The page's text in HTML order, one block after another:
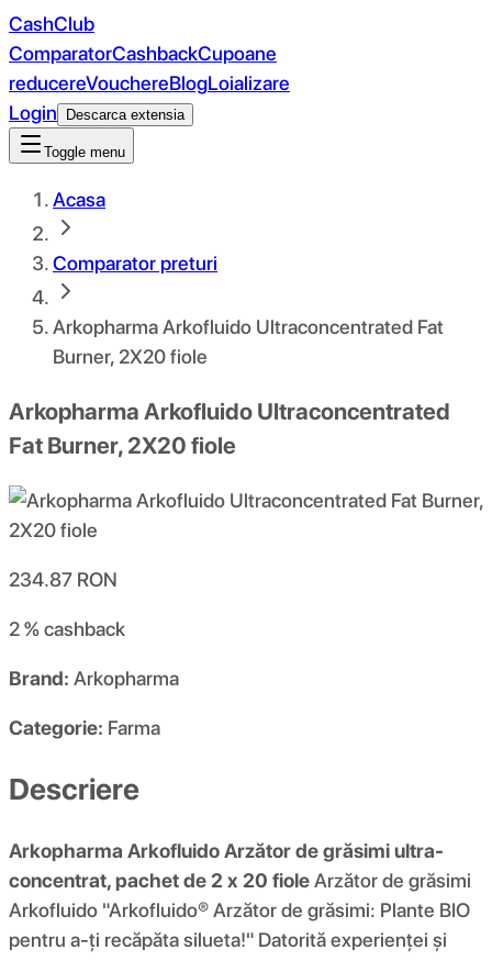
CashClub
ComparatorCashbackCupoane
reducereVouchereBlogLoializare
Login
Descarca extensia
Toggle menu
Acasa
Comparator preturi
Arkopharma Arkofluido Ultraconcentrated Fat
Burner, 2X20 fiole
Arkopharma Arkofluido Ultraconcentrated
Fat Burner, 2X20 fiole
234.87 RON
2 %cashback
Brand: Arkopharma
Categorie: Farma
Descriere
Arkopharma Arkofluido Arzător de grăsimi ultra-
concentrat, pachet de 2 x 20 fioleArzător de grăsimi
Arkofluido "Arkofluido® Arzător de grăsimi: Plante BIO
pentru a-ți recăpăta silueta!" Datorită experienței și